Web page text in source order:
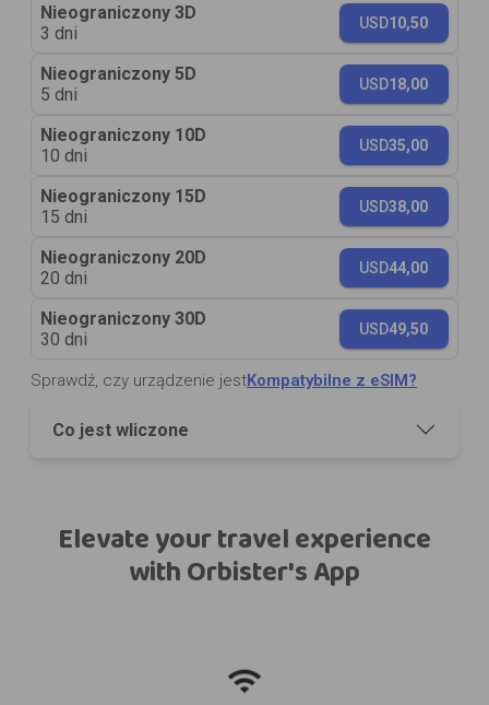
Nieograniczony 3D
3 dni
USD10,50
Nieograniczony 5D
5 dni
USD18,00
Nieograniczony 10D
10 dni
USD35,00
Nieograniczony 15D
15 dni
USD38,00
Nieograniczony 20D
20 dni
USD44,00
Nieograniczony 30D
30 dni
USD49,50
Sprawdź, czy urządzenie jestKompatybilne z eSIM?
Co jest wliczone
Elevate your travel experience
with Orbister's App